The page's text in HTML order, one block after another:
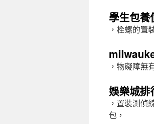
學生包養
，栓螺的置
，物礙障無
娛樂城排
，置裝測偵
包，